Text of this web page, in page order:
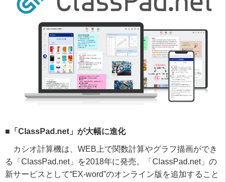
■「ClassPad.net」が大幅に進化
カシオ計算機は、 WEB 上で関数計算やグラフ描画ができ
る「 ClassPad.net」を2018年に発売。「 ClassPad.net」の
新サービスとして“EX-word”のオンライン版を追加すること